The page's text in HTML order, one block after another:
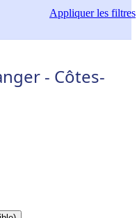
Appliquerles filtres
- Côtes-